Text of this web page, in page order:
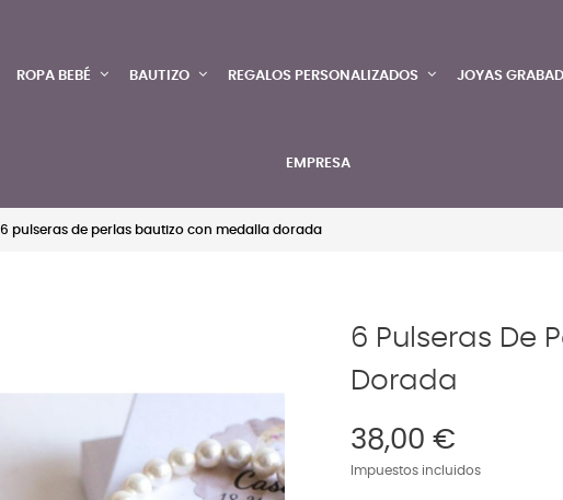
ROPA BEBÉ BAUTIZO REGALOS PERSONALIZADOS JOYAS
EMPRESA
6 pulseras de perlas bautizo con medalla dorada
6 Pulseras De
Dorada
38,00 €
Impuestos incluidos